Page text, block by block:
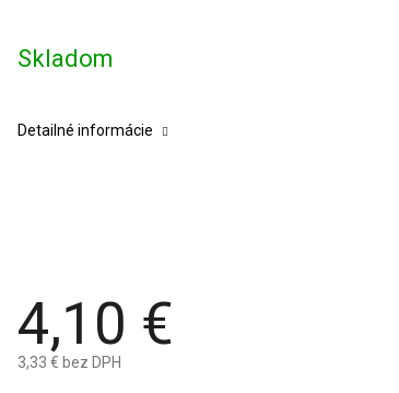
4,10 €
3,33 € bez DPH
Skladom
Detailné informácie